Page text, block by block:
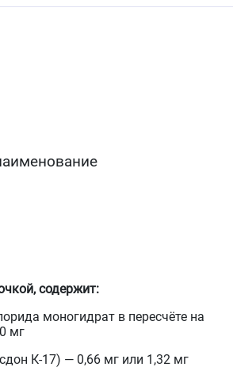
герпетической
инфекционных
иммунного статуса у
содержит:
моногидрат в пересчёте на
мг
К-17) — 0,66 мг или 1,32 мг